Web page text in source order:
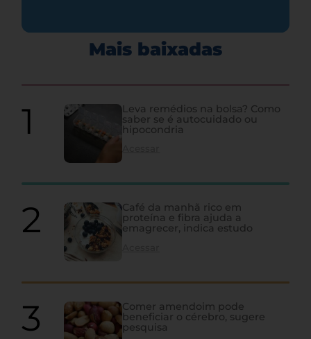
Mais baixadas
Leva remédios na bolsa? Como
saber se é autocuidado ou
hipocondria
Café da manhã rico em
proteína e fibra ajuda a
emagrecer, indica estudo
Comer amendoim pode
beneficiar o cérebro, sugere
pesquisa